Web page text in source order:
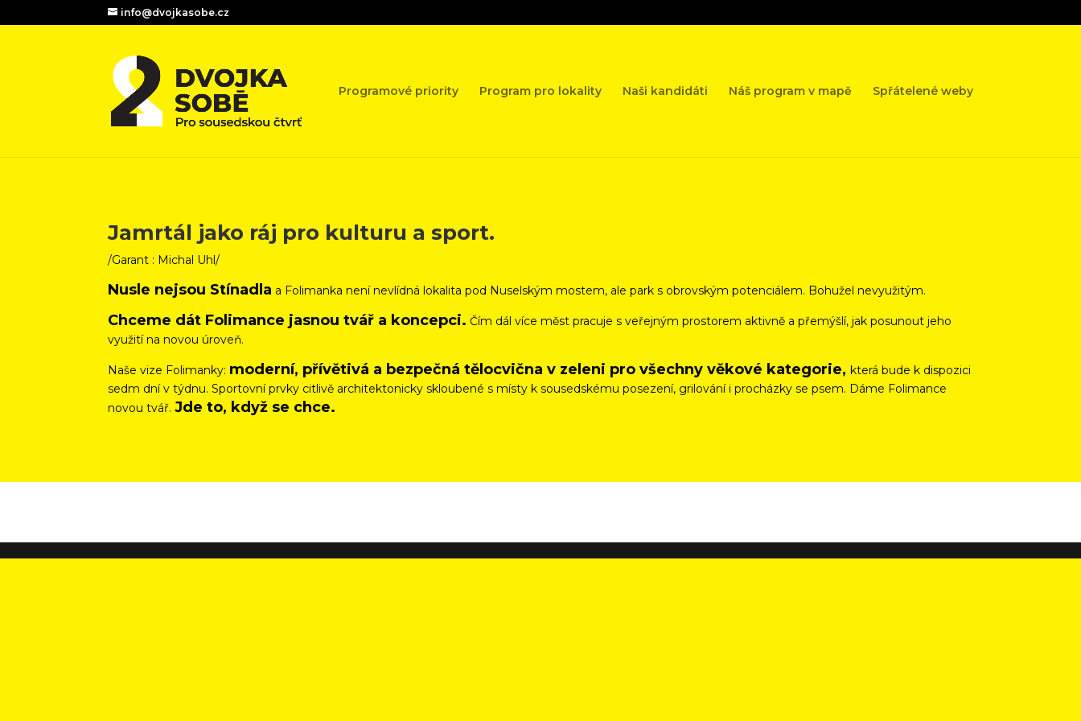
info@dvojkasobe.cz
Programové priority Program pro lokality Naši kandidáti Náš program v mapě Spřátelené weby
Jamrtál jako ráj pro kulturu a sport.
/Garant : Michal Uhl/
Nusle nejsou Stínadla a Folimanka není nevlídná lokalita pod Nuselským mostem, ale park s obrovským potenciálem. Bohužel nevyužitým.
Chceme dát Folimance jasnou tvář a koncepci. Čím dál více měst pracuje s veřejným prostorem aktivně a přemýšlí, jak posunout jeho
využití na novou úroveň.
Naše vize Folimanky: moderní, přívětivá a bezpečná tělocvična v zeleni pro všechny věkové kategorie,která bude k dispozici
sedm dní v týdnu. Sportovní prvky citlivě architektonicky skloubené s místy k sousedskému posezení, grilování i procházky se psem. Dáme Folimance
novou tvář.Jde to, když se chce.